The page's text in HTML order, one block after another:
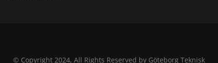
© Copyright 2024, All Rights Reserved by Göteborg Teknisk